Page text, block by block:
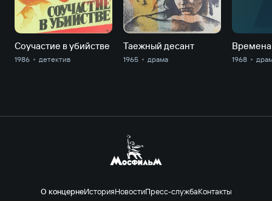
Соучастие в убийстве
1986 детектив
Таежный десант
1965 драма
Времена
1968
О концернеИсторияНовостиПресс-службаКонтакты